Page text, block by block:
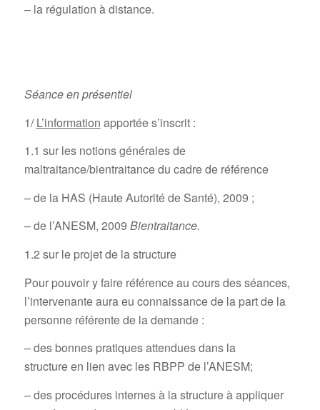
– la régulation à distance.
Séance en présentiel
1/L’information apportée s’inscrit :
1.1 sur les notions générales de
maltraitance/bientraitance du cadre de référence
– de la HAS (Haute Autorité de Santé), 2009 ;
– de l’ANESM, 2009 Bientraitance.
1.2 sur le projet de la structure
Pour pouvoir y faire référence au cours des séances,
l’intervenante aura eu connaissance de la part de la
personne référente de la demande :
– des bonnes pratiques attendues dans la
structure en lien avec les RBPP de l’ANESM;
– des procédures internes à la structure à appliquer